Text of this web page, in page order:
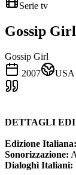
Serie tv
Gossip
Gossip Girl
2007
USA
DETTAGLI
Edizione Italiana:
Sonorizzazione:
Dialoghi Italiani: